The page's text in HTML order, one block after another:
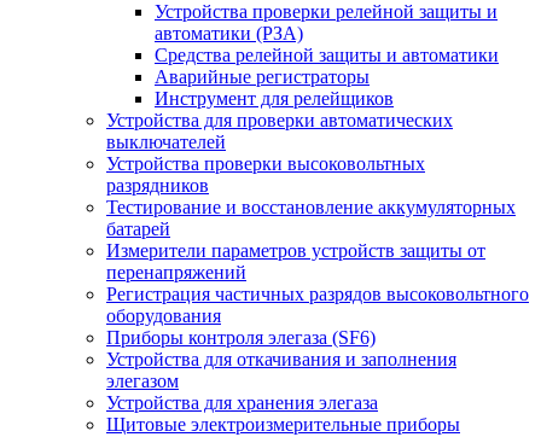
Устройства проверки релейной защиты и
автоматики (РЗА)
Средства релейной защиты и автоматики
Аварийные регистраторы
Инструмент для релейщиков
Устройства для проверки автоматических
выключателей
Устройства проверки высоковольтных
разрядников
Тестирование и восстановление аккумуляторных
батарей
Измерители параметров устройств защиты от
перенапряжений
Регистрация частичных разрядов высоковольтного
оборудования
Приборы контроля элегаза (SF6)
Устройства для откачивания и заполнения
элегазом
Устройства для хранения элегаза
Щитовые электроизмерительные приборы